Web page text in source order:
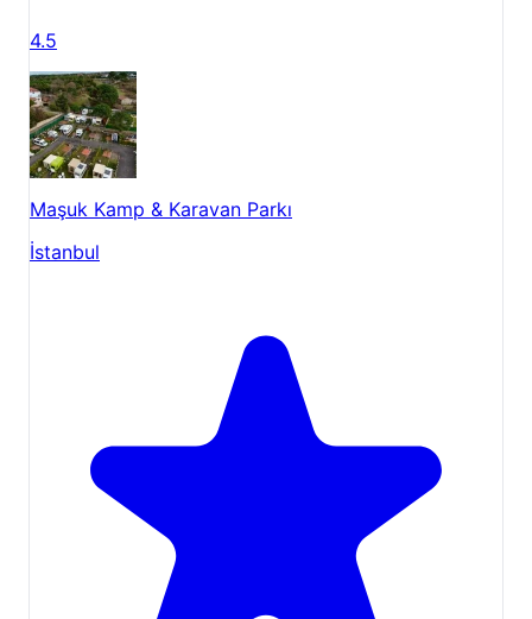
4.5
Maşuk Kamp & Karavan Parkı
İstanbul